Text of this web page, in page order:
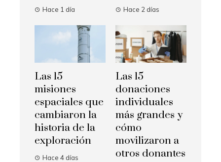
Hace 1 día Hace 2 días
Las 15
misiones
espaciales que
cambiaron la
historia de la
exploración
Hace 4 días
Las 15
donaciones
individuales
más grandes y
cómo
movilizaron a
otros donantes